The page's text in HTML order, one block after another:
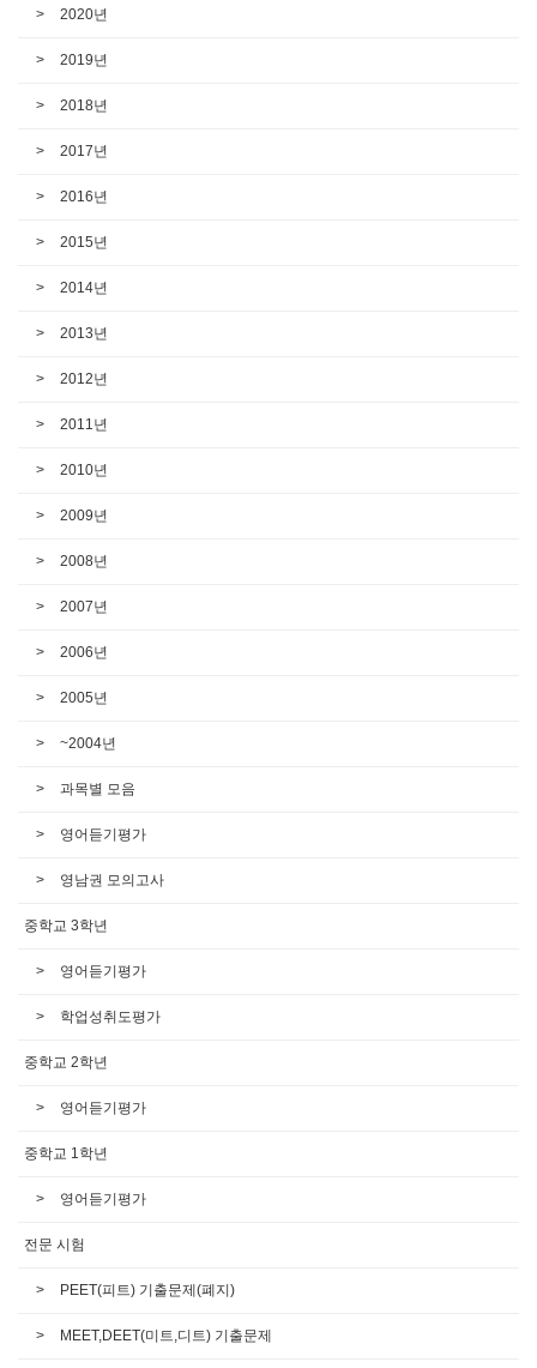
2020년
2019년
2018년
2017년
2016년
2015년
2014년
2013년
2012년
2011년
2010년
2009년
2008년
2007년
2006년
2005년
~2004년
과목별 모음
영어듣기평가
영남권 모의고사
중학교 3학년
영어듣기평가
학업성취도평가
중학교 2학년
영어듣기평가
중학교 1학년
영어듣기평가
전문 시험
PEET(피트) 기출문제(폐지)
MEET,DEET(미트,디트) 기출문제